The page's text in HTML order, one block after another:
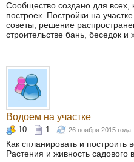
Сообщество создано для всех,
построек. Постройки на
советы, решение
строительстве бань, беседок и
Водоем на участке
10 1 26 ноября 2015 года
Как спланировать и построить
Растения и живность садового